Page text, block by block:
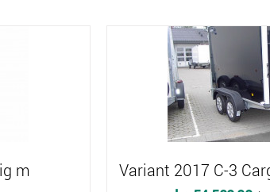
m
Variant 2017 C-3